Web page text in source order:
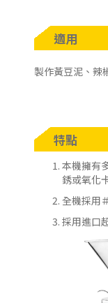
適用
製作黃豆泥、辣
特點
本機擁有
銹或氧化
全機採用
採用進口